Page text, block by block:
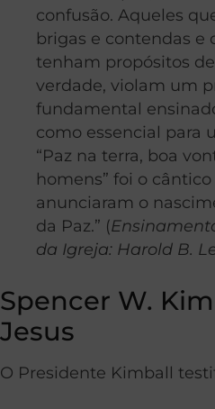
confusão. Aqueles
brigas e contendas e
tenham propósitos
verdade, violam um
fundamental
como essencial para
“Paz na terra, boa
homens” foi o
anunciaram o
da Paz.” (
da Igreja: Harold B.
Spencer W.
Jesus
O Presidente Kimball